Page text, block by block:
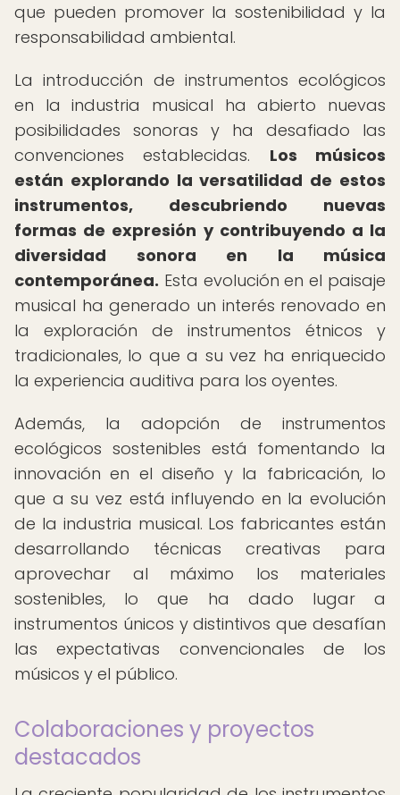
que pueden promover la sostenibilidad y la
responsabilidad ambiental.
La introducción de instrumentos ecológicos
en la industria musical ha abierto nuevas
posibilidades sonoras y ha desafiado las
convenciones establecidas. Los músicos
están explorando la versatilidad de estos
instrumentos, descubriendo nuevas
formas de expresión y contribuyendo a la
diversidad sonora en la música
contemporánea. Esta evolución en el paisaje
musical ha generado un interés renovado en
la exploración de instrumentos étnicos y
tradicionales, lo que a su vez ha enriquecido
la experiencia auditiva para los oyentes.
Además, la adopción de instrumentos
ecológicos sostenibles está fomentando la
innovación en el diseño y la fabricación, lo
que a su vez está influyendo en la evolución
de la industria musical. Los fabricantes están
desarrollando técnicas creativas para
aprovechar al máximo los materiales
sostenibles, lo que ha dado lugar a
instrumentos únicos y distintivos que desafían
las expectativas convencionales de los
músicos y el público.
Colaboraciones y proyectos
destacados